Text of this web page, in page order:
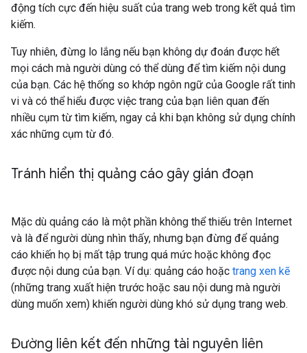
động tích cực đến hiệu suất của trang web trong kết quả tìm
kiếm.
Tuy nhiên, đừng lo lắng nếu bạn không dự đoán được hết
mọi cách mà người dùng có thể dùng để tìm kiếm nội dung
của bạn. Các hệ thống so khớp ngôn ngữ của Google rất tinh
vi và có thể hiểu được việc trang của bạn liên quan đến
nhiều cụm từ tìm kiếm, ngay cả khi bạn không sử dụng chính
xác những cụm từ đó.
Tránh hiển thị quảng cáo gây gián đoạn
Mặc dù quảng cáo là một phần không thể thiếu trên Internet
và là để người dùng nhìn thấy, nhưng bạn đừng để quảng
cáo khiến họ bị mất tập trung quá mức hoặc không đọc
được nội dung của bạn. Ví dụ: quảng cáo hoặc trang xen kẽ
(những trang xuất hiện trước hoặc sau nội dung mà người
dùng muốn xem) khiến người dùng khó sử dụng trang web.
Đường liên kết đến những tài nguyên liên